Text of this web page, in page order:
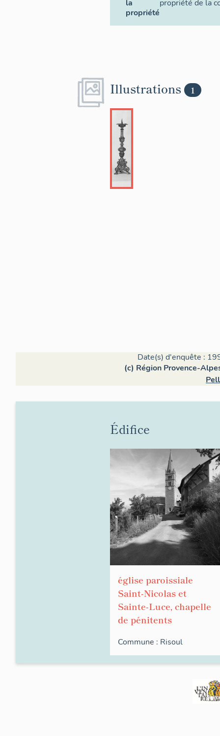
la
propriété
propriété de la
Illustrations 1
Date(s) d'enquête :
(c) Région Provence-
Édifice
église paroissiale
Saint-Nicolas et
Sainte-Luce, chapelle
de pénitents
Commune : Risoul